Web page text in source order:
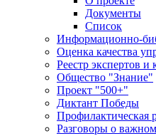
Документы
Список
Информационно-
Оценка качества
Реестр экспертов и
Общество "Знание"
Проект "500+"
Диктант Победы
Профилактическая
Разговоры о важном